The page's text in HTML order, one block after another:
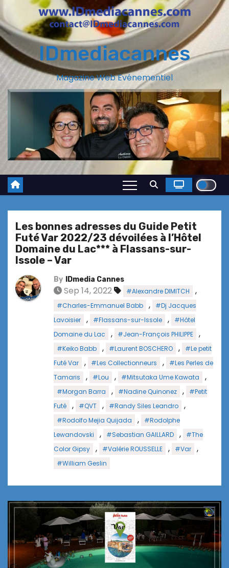
IDmediacannes
Magazine Web Evénementiel
Les bonnes adresses du Guide Petit
Futé Var 2022/23 dévoilées à l’Hôtel
Domaine du Lac*** à Flassans-sur-
Issole – Var
By IDmedia Cannes
Sep 14, 2022 #Alexandre DIMITCH ,
#Charles-Emmanuel Babb ,
#Dj Jacques
Lavoisier
, #Flassans-sur-Issole ,
#Hôtel
Domaine du Lac
, #Jean-François PHILIPPE ,
#Keiko Babb , #Laurent BOSCHERO ,
#Le petit
Futé Var
, #Les Collectionneurs ,
#Les Perles de
Tamaris
, #Lou , #Mitsutaka Ume Kawata ,
#Morgan Barra , #Nadine Quinonez ,
#Petit
Futé
, #QVT , #Randy Siles Leandro ,
#Rodolfo Mejia Quijada ,
#Rodolphe
Lewandovski
, #Sebastian GAILLARD ,
#The
Color Gipsy
, #Valérie ROUSSELLE , #Var ,
#William Geslin